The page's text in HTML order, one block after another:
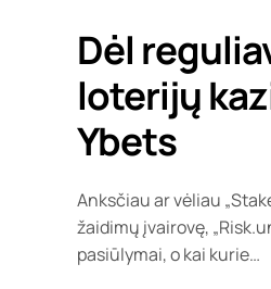
Dėl
loterijų
Ybets
Anksčiau ar vėliau
žaidimų įvairovę,
pasiūlymai, o kai kurie…